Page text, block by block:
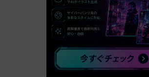
テキストアニメーション
オートキャプション NEW
Boris FX
NewBlue
動画の関連知識
リエーティビティーに関する記事